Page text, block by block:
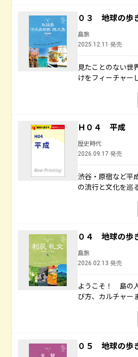
０３ 地球の
島旅
2025.12.11 発売
見たことのない
けをフィーチャー
Ｈ０４ 平成
歴史時代
2026.09.17 発売
渋谷・原宿など平
の流行と文化を巡
０４ 地球の
島旅
2026.02.13 発売
ようこそ！ 島の
び方、カルチャー
０５ 地球の